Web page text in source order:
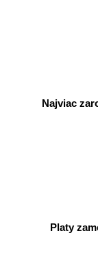
Najviac
Platy